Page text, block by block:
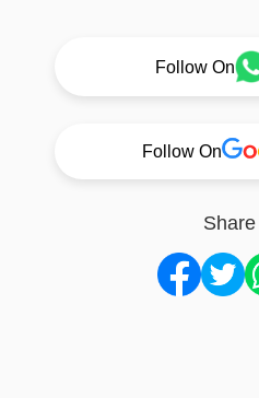
Follow On
Follow On